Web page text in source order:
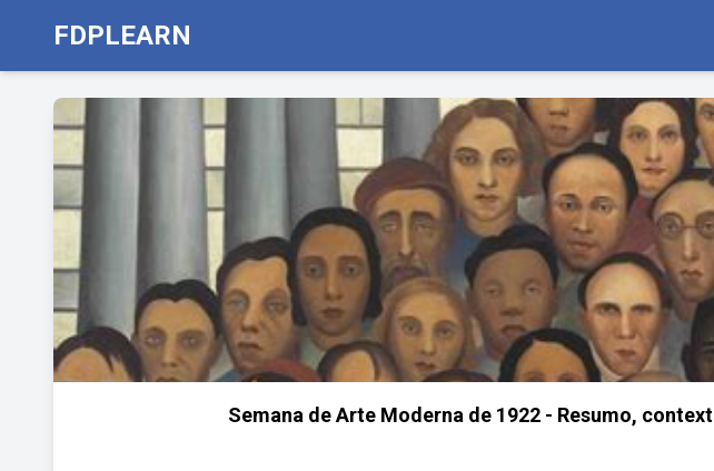
FDPLEARN
Semana de Arte Moderna de 1922 - Resumo,